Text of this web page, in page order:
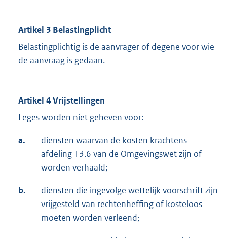
Artikel 3 Belastingplicht
Belastingplichtig is de aanvrager of degene voor wie
de aanvraag is gedaan.
Artikel 4 Vrijstellingen
Leges worden niet geheven voor:
a.
diensten waarvan de kosten krachtens
afdeling 13.6 van de Omgevingswet zijn of
worden verhaald;
b.
diensten die ingevolge wettelijk voorschrift zijn
vrijgesteld van rechtenheffing of kosteloos
moeten worden verleend;